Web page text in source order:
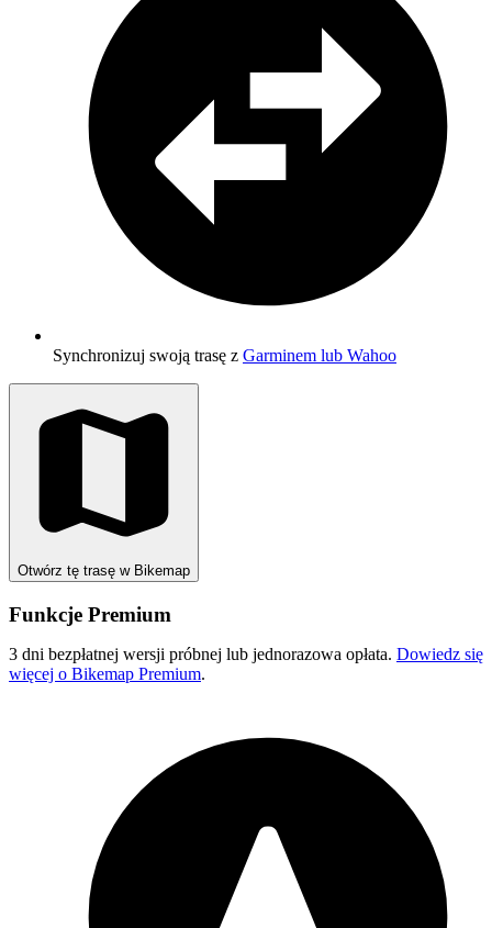
Synchronizuj swoją trasę z Garminem lub Wahoo
Otwórz tę trasę w Bikemap
Funkcje Premium
3 dni bezpłatnej wersji próbnej lub jednorazowa opłata. Dowiedz się
więcej o Bikemap Premium.